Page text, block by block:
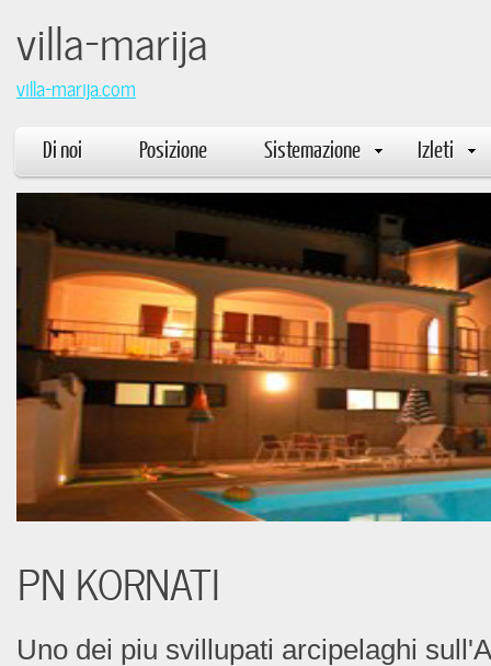
villa-
villa-marija.com
Di noi Posizione Sistemazione Izleti
PN KORNATI
Uno dei piu svillupati arcipelaghi